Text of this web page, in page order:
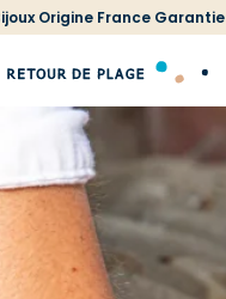
Origine France Garantie